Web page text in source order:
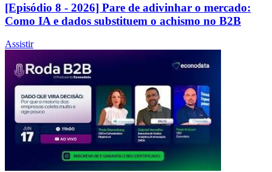
[Episódio 8 - 2026] Pare de adivinhar o mercado:
Como IA e dados substituem o achismo no B2B
Assistir